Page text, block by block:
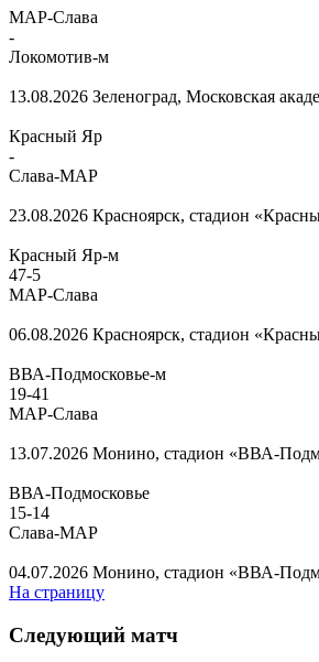
МАР-Слава
-
Локомотив-м
13.08.2026 Зеленоград, Московская
Красный Яр
-
Слава-МАР
23.08.2026 Красноярск, стадион
Красный Яр-м
47-5
МАР-Слава
06.08.2026 Красноярск, стадион
ВВА-Подмосковье-м
19-41
МАР-Слава
13.07.2026 Монино, стадион «ВВА-
ВВА-Подмосковье
15-14
Слава-МАР
04.07.2026 Монино, стадион «ВВА-
На страницу
Следующий матч